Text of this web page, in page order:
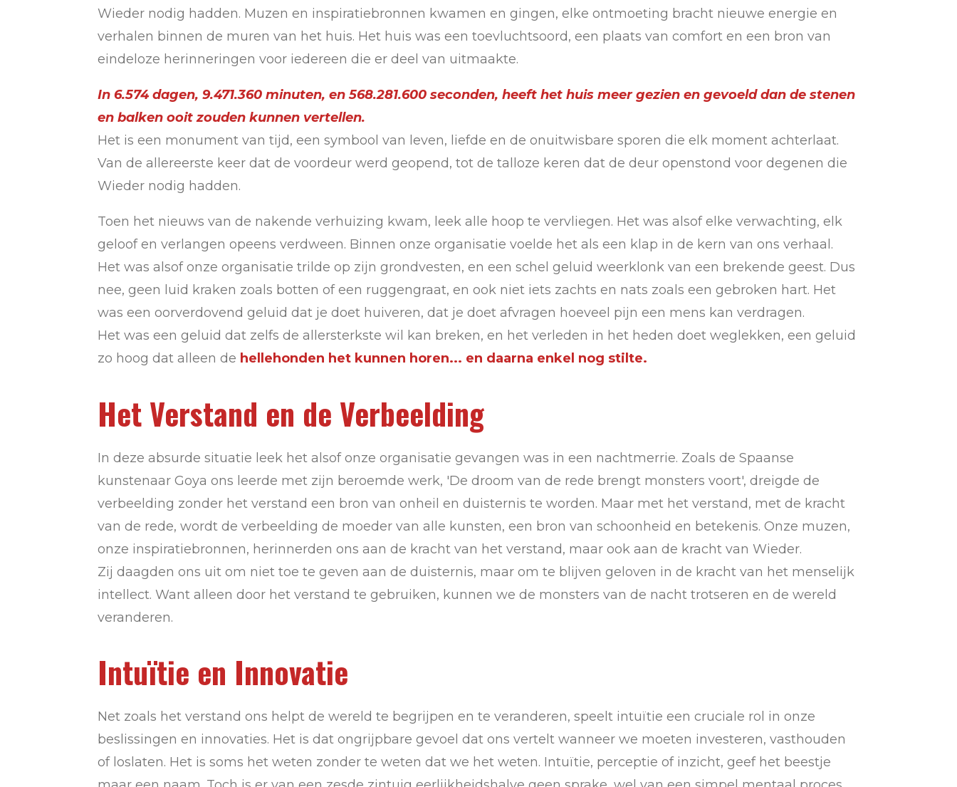
Wieder nodig hadden. Muzen en inspiratiebronnen kwamen en gingen, elke ontmoeting bracht nieuwe energie en
verhalen binnen de muren van het huis. Het huis was een toevluchtsoord, een plaats van comfort en een bron van
eindeloze herinneringen voor iedereen die er deel van uitmaakte.
In 6.574 dagen, 9.471.360 minuten, en 568.281.600 seconden, heeft het huis meer gezien en gevoeld dan de stenen
en balken ooit zouden kunnen vertellen.
Het is een monument van tijd, een symbool van leven, liefde en de onuitwisbare sporen die elk moment achterlaat.
Van de allereerste keer dat de voordeur werd geopend, tot de talloze keren dat de deur openstond voor degenen die
Wieder nodig hadden.
Toen het nieuws van de nakende verhuizing kwam, leek alle hoop te vervliegen. Het was alsof elke verwachting, elk
geloof en verlangen opeens verdween. Binnen onze organisatie voelde het als een klap in de kern van ons verhaal.
Het was alsof onze organisatie trilde op zijn grondvesten, en een schel geluid weerklonk van een brekende geest. Dus
nee, geen luid kraken zoals botten of een ruggengraat, en ook niet iets zachts en nats zoals een gebroken hart. Het
was een oorverdovend geluid dat je doet huiveren, dat je doet afvragen hoeveel pijn een mens kan verdragen.
Het was een geluid dat zelfs de allersterkste wil kan breken, en het verleden in het heden doet weglekken, een geluid
zo hoog dat alleen de hellehonden het kunnen horen... en daarna enkel nog stilte.
Het Verstand en de Verbeelding
In deze absurde situatie leek het alsof onze organisatie gevangen was in een nachtmerrie. Zoals de Spaanse
kunstenaar Goya ons leerde met zijn beroemde werk, 'De droom van de rede brengt monsters voort', dreigde de
verbeelding zonder het verstand een bron van onheil en duisternis te worden. Maar met het verstand, met de kracht
van de rede, wordt de verbeelding de moeder van alle kunsten, een bron van schoonheid en betekenis. Onze muzen,
onze inspiratiebronnen, herinnerden ons aan de kracht van het verstand, maar ook aan de kracht van Wieder.
Zij daagden ons uit om niet toe te geven aan de duisternis, maar om te blijven geloven in de kracht van het menselijk
intellect. Want alleen door het verstand te gebruiken, kunnen we de monsters van de nacht trotseren en de wereld
veranderen.
Intuïtie en Innovatie
Net zoals het verstand ons helpt de wereld te begrijpen en te veranderen, speelt intuïtie een cruciale rol in onze
beslissingen en innovaties. Het is dat ongrijpbare gevoel dat ons vertelt wanneer we moeten investeren, vasthouden
of loslaten. Het is soms het weten zonder te weten dat we het weten. Intuïtie, perceptie of inzicht, geef het beestje